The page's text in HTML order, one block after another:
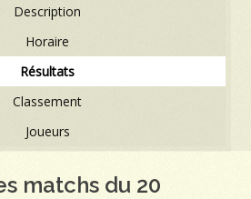
Description
Horaire
Résultats
Classement
Joueurs
matchs du 20